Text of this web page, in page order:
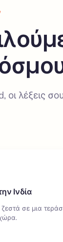
λέξεις
Ινδία
σε μια